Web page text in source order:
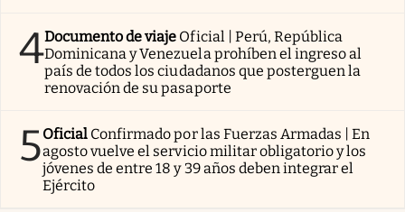
4Documento de viaje Oficial | Perú, República
Dominicana y Venezuela prohíben el ingreso al
país de todos los ciudadanos que posterguen la
renovación de su pasaporte
5Oficial Confirmado por las Fuerzas Armadas | En
agosto vuelve el servicio militar obligatorio y los
jóvenes de entre 18 y 39 años deben integrar el
Ejército